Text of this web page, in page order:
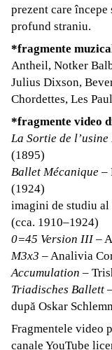
prezent care
profund straniu.
*fragmente
Antheil, Notker
Julius Dixson,
Chordettes, Les
*fragmente video
La Sortie de
(1895)
Ballet Mécanique –
(1924)
imagini de studiu
(cca. 1910–1924)
0=45 Version III–
M3x3 – Analivia
Accumulation –
Triadisches Ballett
după Oskar
Fragmentele video
canale YouTube